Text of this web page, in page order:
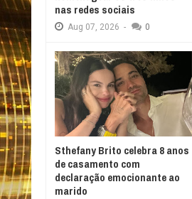
nas redes sociais
Aug 07, 2026 - 0
Sthefany Brito celebra 8 anos
de casamento com
declaração emocionante ao
marido